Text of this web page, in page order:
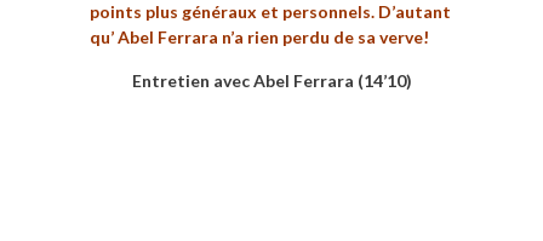
points plus généraux et personnels. D’autant
qu’ Abel Ferrara n’a rien perdu de sa verve!
Entretien avec Abel Ferrara (14’10)